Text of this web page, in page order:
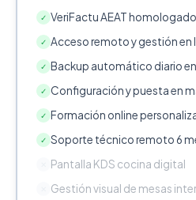
✓ VeriFactu AEAT
✓ Acceso remoto y gestión en
✓ Backup automático diario
✓ Configuración y puesta en
✓ Formación online
✓ Soporte técnico remoto 6
Pantalla KDS cocina digital
Gestión visual de mesas